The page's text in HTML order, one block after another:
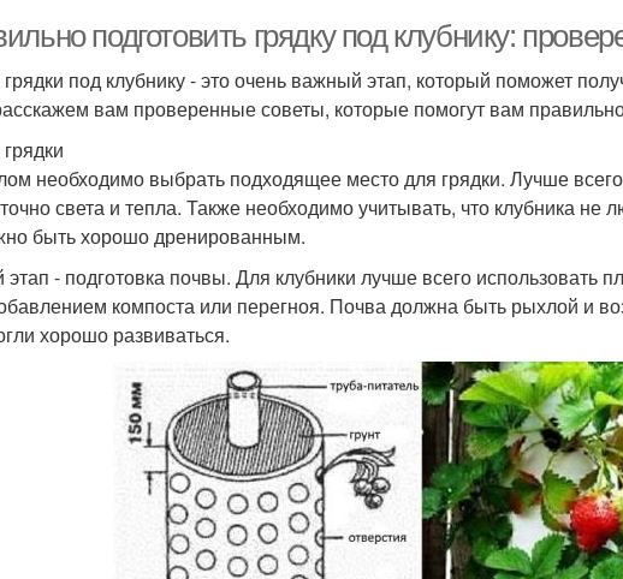
подготовить грядку под клубнику:
грядки под клубнику - это очень важный этап, который поможет
вам проверенные советы, которые помогут вам правильно
необходимо выбрать подходящее место для грядки. Лучше
света и тепла. Также необходимо учитывать, что клубника не
быть хорошо дренированным.
- подготовка почвы. Для клубники лучше всего использовать
компоста или перегноя. Почва должна быть рыхлой и
хорошо развиваться.